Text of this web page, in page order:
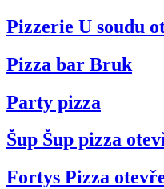
Pizzerie U soudu
Pizza bar Bruk
Party pizza
Šup Šup pizza
Fortys Pizza